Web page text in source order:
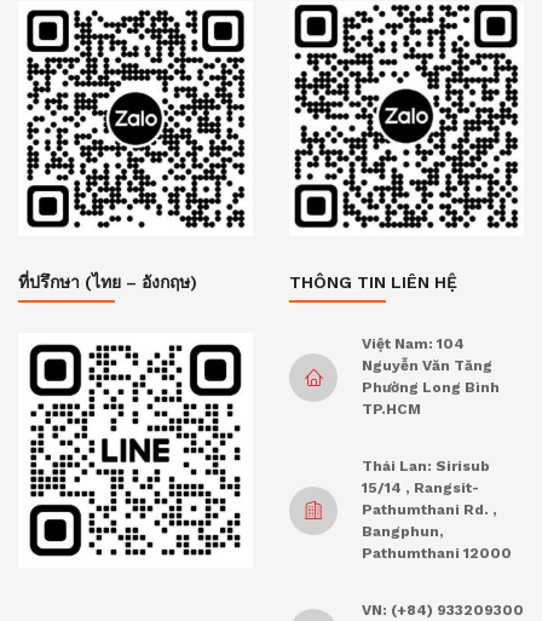
ที่ปรึกษา (ไทย – อังกฤษ) THÔNG TIN LIÊN HỆ
Việt Nam: 104
Nguyễn Văn Tăng
Phường Long Bình
TP.HCM
Thái Lan: Sirisub
15/14 , Rangsit-
Pathumthani Rd. ,
Bangphun,
Pathumthani 12000
VN: (+84) 933209300